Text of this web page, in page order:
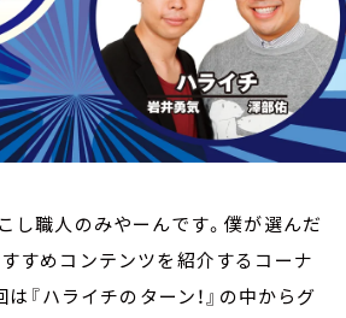
し職人のみやーんです。僕が選んだ
すめコンテンツを紹介するコーナ
『ハライチのターン！』の中からグ